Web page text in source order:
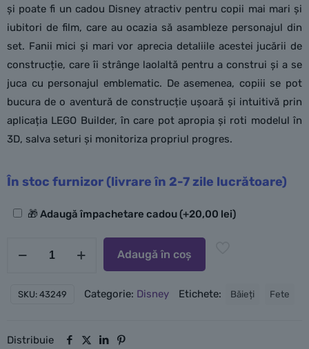
și poate fi un cadou Disney atractiv pentru copii mai mari și
iubitori de film, care au ocazia să asambleze personajul din
set. Fanii mici și mari vor aprecia detaliile acestei jucării de
construcție, care îi strânge laolaltă pentru a construi și a se
juca cu personajul emblematic. De asemenea, copiii se pot
bucura de o aventură de construcție ușoară și intuitivă prin
aplicația LEGO Builder, în care pot apropia și roti modelul în
3D, salva seturi și monitoriza propriul progres.
În stoc furnizor (livrare în 2-7 zile lucrătoare)
Opțiuni🎁 Adaugă împachetare cadou(+20,00 lei)
Adaugă în coș
SKU: 43249 Categorie: Disney Etichete: Băieți Fete
Distribuie